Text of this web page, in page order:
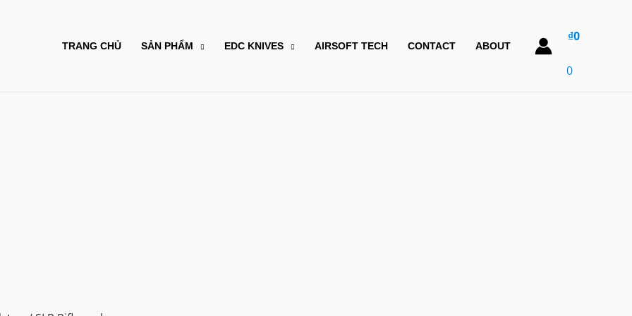
TRANG CHỦ SẢN PHẨM EDC KNIVES AIRSOFT TECH CONTACT ABOUT
₫0
0